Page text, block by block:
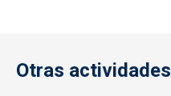
Otras actividades